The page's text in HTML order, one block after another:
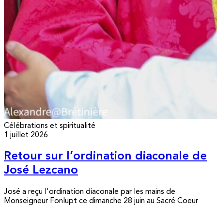
Célébrations et spiritualité
1 juillet 2026
Retour sur l’ordination diaconale de
José Lezcano
José a reçu l'ordination diaconale par les mains de
Monseigneur Fonlupt ce dimanche 28 juin au Sacré Coeur